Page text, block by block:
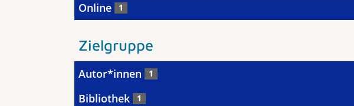
Online 1
Zielgruppe
Autor*innen 1
Bibliothek 1